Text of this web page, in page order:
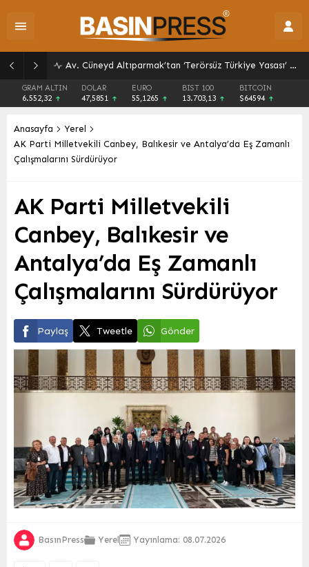
Av. Cüneyd Altıparmak’tan ‘Terörsüz Türkiye Yasası’ Açıklaması: Başvuru Süreci ve Detaylar
GRAM ALTIN
6.552,32
DOLAR
47,5851
EURO
55,1265
BIST 100
13.703,13
BITCOIN
$64594
Anasayfa
Yerel
AK Parti Milletvekili Canbey, Balıkesir ve Antalya’da Eş Zamanlı
Çalışmalarını Sürdürüyor
AK Parti Milletvekili
Canbey, Balıkesir ve
Antalya’da Eş Zamanlı
Çalışmalarını Sürdürüyor
Paylaş Tweetle Gönder
BasınPress Yerel Yayınlama: 08.07.2026